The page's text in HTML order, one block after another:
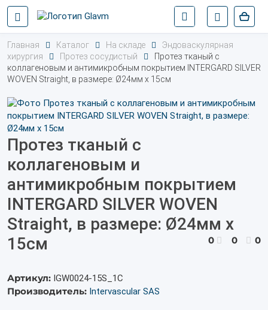
Главная Каталог На складе
Эндоваскулярная
хирургия
Протез сосудистый
Протез тканый с
коллагеновым и антимикробным покрытием INTERGARD SILVER
WOVEN Straight, в размере: Ø24мм х 15см
Протез тканый с
коллагеновым и
антимикробным покрытием
INTERGARD SILVER WOVEN
Straight, в размере: Ø24мм х
15см
0 0 0
Артикул: IGW0024-15S_1С
Производитель: Intervascular SAS